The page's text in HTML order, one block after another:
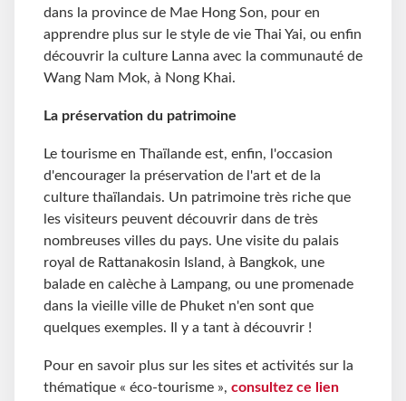
dans la province de Mae Hong Son, pour en
apprendre plus sur le style de vie Thai Yai, ou enfin
découvrir la culture Lanna avec la communauté de
Wang Nam Mok, à Nong Khai.
La préservation du patrimoine
Le tourisme en Thaïlande est, enfin, l'occasion
d'encourager la préservation de l'art et de la
culture thaïlandais. Un patrimoine très riche que
les visiteurs peuvent découvrir dans de très
nombreuses villes du pays. Une visite du palais
royal de Rattanakosin Island, à Bangkok, une
balade en calèche à Lampang, ou une promenade
dans la vieille ville de Phuket n'en sont que
quelques exemples. Il y a tant à découvrir !
Pour en savoir plus sur les sites et activités sur la
thématique « éco-tourisme », consultez ce lien